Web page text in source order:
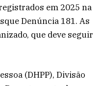
em 2025 na
Denúncia 181. As
que deve seguir
(DHPP), Divisão